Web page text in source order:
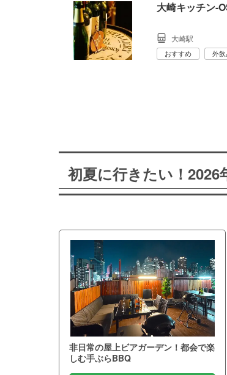
大崎キッチン
大崎駅
おすすめ 外
初夏に行きたい！
非日常の屋上ビアガーデン！都会で楽
しむ手ぶらBBQ